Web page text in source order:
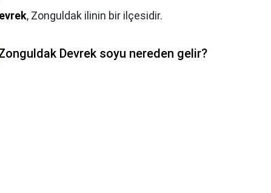
, Zonguldak ilinin bir ilçesidir.
Devrek soyu nereden gelir?